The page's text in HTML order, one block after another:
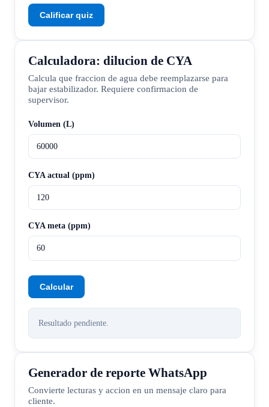
Calificar quiz
Calculadora: dilucion de CYA
Calcula que fraccion de agua debe reemplazarse para
bajar estabilizador. Requiere confirmacion de
supervisor.
Volumen (L)
CYA actual (ppm)
CYA meta (ppm)
Calcular
Resultado pendiente.
Generador de reporte WhatsApp
Convierte lecturas y accion en un mensaje claro para
cliente.